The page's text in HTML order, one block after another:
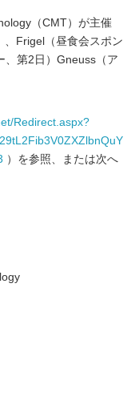
（CMT）が主催
、Frigel（昼食会スポン
、第2日）Gneuss（ア
Redirect.aspx?
）を参照、または次へ